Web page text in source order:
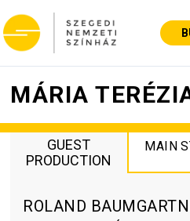
MÁRIA
GUEST
PRODUCTION
MAIN
ROLAND